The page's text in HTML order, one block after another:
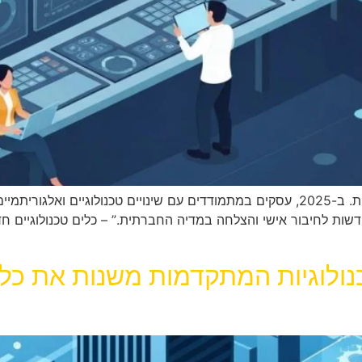
המהפכה הדיגיטלית משנה את ניהול המדיה החברתית. ב-2025, עסקים במתמודדים עם
לחיבור אישי והצלחה במדיה החברתית.” – כלים טכנולוגיים
המתקדמות משנות את